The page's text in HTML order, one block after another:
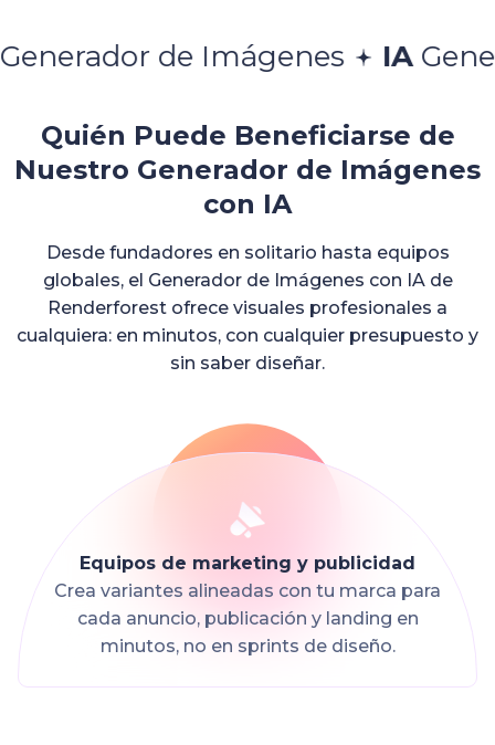
Imágenes IAGenerador de
Quién Puede Beneficiarse de
Nuestro Generador de Imágenes
con IA
Desde fundadores en solitario hasta equipos
globales, el Generador de Imágenes con IA de
Renderforest ofrece visuales profesionales a
cualquiera: en minutos, con cualquier presupuesto y
sin saber diseñar.
Equipos de marketing y publicidad
Crea variantes alineadas con tu marca para
cada anuncio, publicación y landing en
minutos, no en sprints de diseño.